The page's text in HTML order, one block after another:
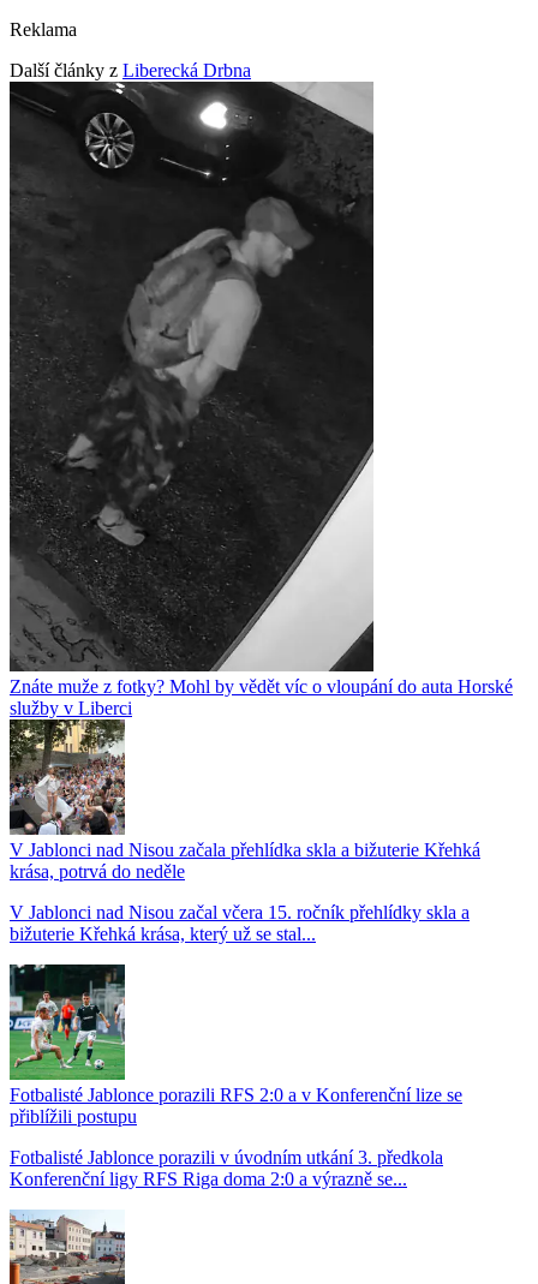
Reklama
Další články z Liberecká Drbna
Znáte muže z fotky? Mohl by vědět víc o vloupání do auta Horské
služby v Liberci
V Jablonci nad Nisou začala přehlídka skla a bižuterie Křehká
krása, potrvá do neděle
V Jablonci nad Nisou začal včera 15. ročník přehlídky skla a
bižuterie Křehká krása, který už se stal...
Fotbalisté Jablonce porazili RFS 2:0 a v Konferenční lize se
přiblížili postupu
Fotbalisté Jablonce porazili v úvodním utkání 3. předkola
Konferenční ligy RFS Riga doma 2:0 a výrazně se...